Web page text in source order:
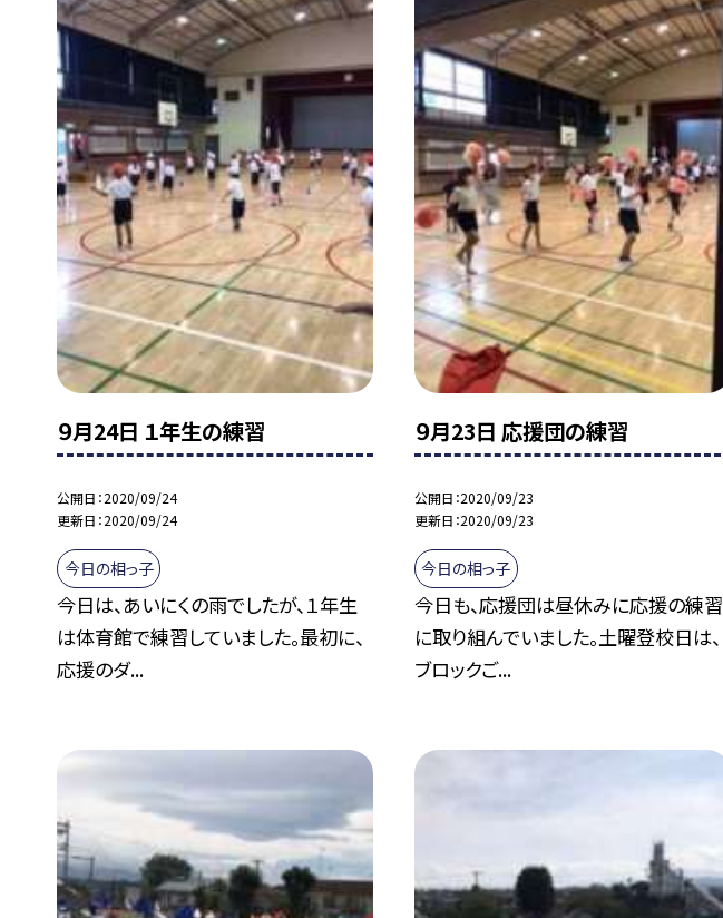
９月24日 １年生の練習
公開日 2020/09/24
更新日 2020/09/24
今日の相っ子
今日は、あいにくの雨でしたが、１年生
は体育館で練習していました。最初に、
応援のダ...
９月23日 応援団の練習
公開日 2020/09/23
更新日 2020/09/23
今日の相っ子
今日も、応援団は昼休みに応援の練習
に取り組んでいました。土曜登校日は、
ブロックご...